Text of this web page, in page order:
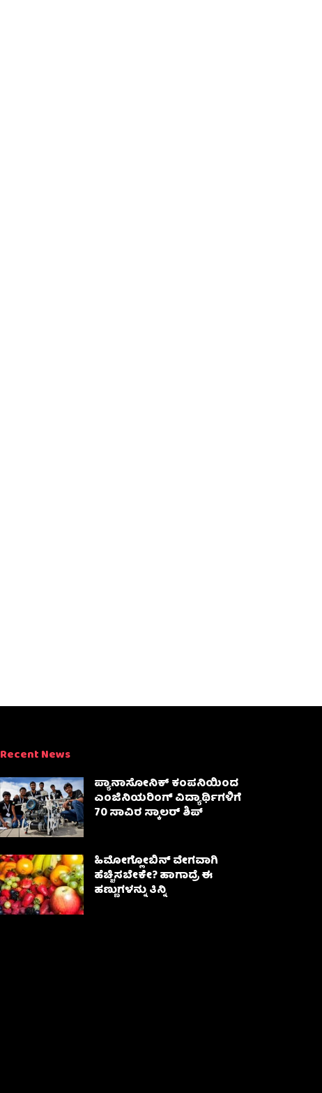
Recent News
ಪ್ಯಾನಾಸೋನಿಕ್ ಕಂಪನಿಯಿಂದ
ಎಂಜಿನಿಯರಿಂಗ್ ವಿದ್ಯಾರ್ಥಿಗಳಿಗೆ
70 ಸಾವಿರ ಸ್ಕಾಲರ್ ಶಿಪ್
ಹಿಮೋಗ್ಲೋಬಿನ್ ವೇಗವಾಗಿ
ಹೆಚ್ಚಿಸಬೇಕೇ? ಹಾಗಾದ್ರೆ ಈ
ಹಣ್ಣುಗಳನ್ನು ತಿನ್ನಿ